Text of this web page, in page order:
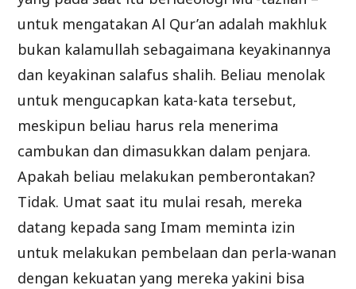
untuk mengatakan Al Qur’an adalah makhluk
bukan kalamullah sebagaimana keyakinannya
dan keyakinan salafus shalih. Beliau menolak
untuk mengucapkan kata-kata tersebut,
meskipun beliau harus rela menerima
cambukan dan dimasukkan dalam penjara.
Apakah beliau melakukan pemberontakan?
Tidak. Umat saat itu mulai resah, mereka
datang kepada sang Imam meminta izin
untuk melakukan pembelaan dan perla-wanan
dengan kekuatan yang mereka yakini bisa